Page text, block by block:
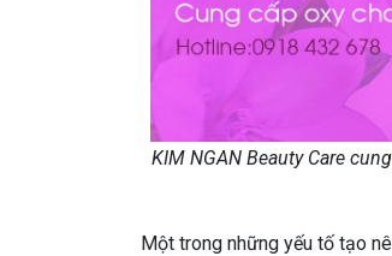
KIM NGAN Beauty Care
Một trong những yếu tố tạo